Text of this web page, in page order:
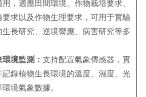
，適應田間環境、作物栽培要求、
要求以及作物生理要求，可用于實驗
生長研究、逆境響應、病害研究等多
環境監測：支持配置氣象傳感器，實
記錄植物生長環境的溫度、濕度、光
境氣象數據。